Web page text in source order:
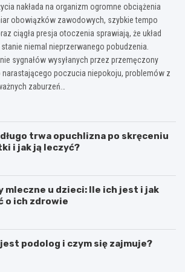
nakłada na organizm ogromne obciążenia
obowiązków zawodowych, szybkie tempo
ciągła presja otoczenia sprawiają, że układ
niemal nieprzerwanego pobudzenia.
sygnałów wysyłanych przez przemęczony
poczucia niepokoju, problemów z
zaburzeń…
trwa opuchlizna po skręceniu
i jak ją leczyć?
mleczne u dzieci: Ile ich jest i jak
o ich zdrowie
jest podolog i czym się zajmuje?